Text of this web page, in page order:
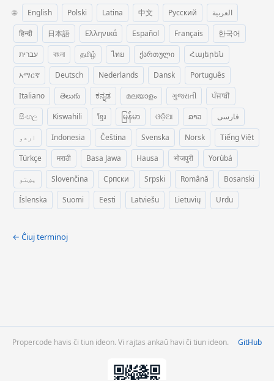
🌐 English Polski Latina 中文 Русский
العربية
हिन्दी
日本語 Ελληνικά Español Français
한국어
עברית
বাংলা தமிழ் ไทย ქართული
Հայերեն
አማርኛ
Deutsch Nederlands Dansk
Português
Italiano
తెలుగు ಕನ್ನಡ മലയാളം ગુજરાતી
ਪੰਜਾਬੀ
සිංහල
Kiswahili ខ្មែរ မြန်မာ ଓଡ଼ିଆ ລາວ
فارسی
اردو
Indonesia Čeština Svenska Norsk
Tiếng Việt
Türkçe
मराठी Basa Jawa Hausa भोजपुरी
Yorùbá
پښتو
Slovenčina Српски Srpski Română
Bosanski
Íslenska
Suomi Eesti Latviešu Lietuvių Urdu
← Ĉiuj terminoj
Propercode havis ĉi tiun ideon. Vi rajtas ankaŭ havi ĉi tiun ideon. GitHub